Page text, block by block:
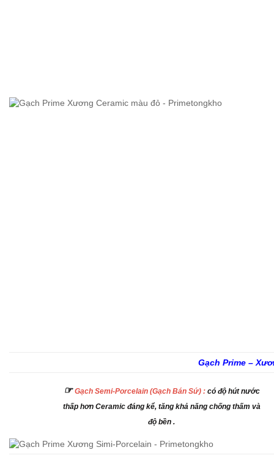
Gạch Prime –
☞Gạch Semi-Porcelain (Gạch Bán Sứ) : có độ hút nước
thấp hơn Ceramic đáng kể, tăng khả năng chống thấm và
độ bền .